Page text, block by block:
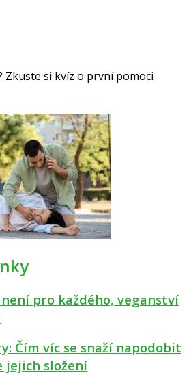
Zkuste si kvíz o první pomoci
pro každého, veganství
Čím víc se snaží napodobit
jejich složení